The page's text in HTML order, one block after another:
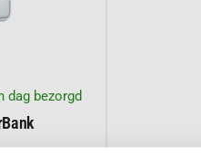
dag bezorgd